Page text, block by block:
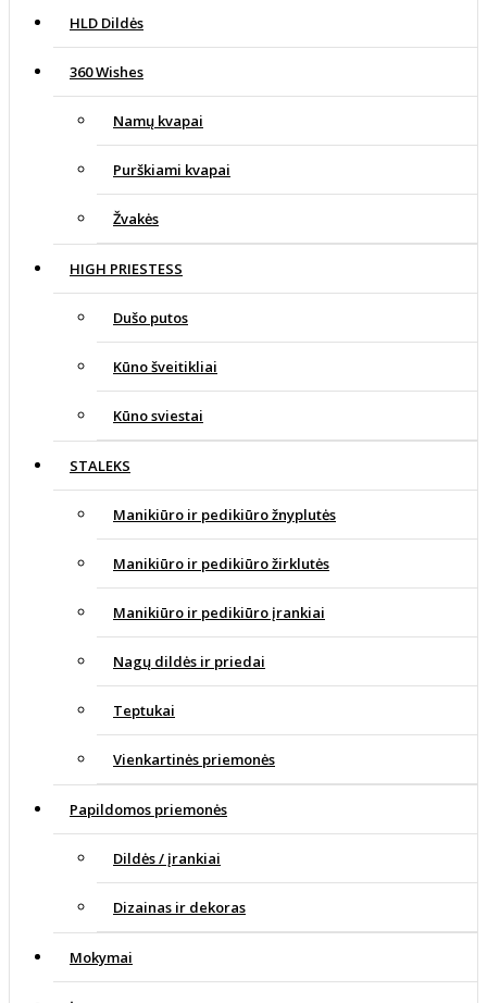
HLD Dildės
360 Wishes
Namų kvapai
Purškiami kvapai
Žvakės
HIGH PRIESTESS
Dušo putos
Kūno šveitikliai
Kūno sviestai
STALEKS
Manikiūro ir pedikiūro žnyplutės
Manikiūro ir pedikiūro žirklutės
Manikiūro ir pedikiūro įrankiai
Nagų dildės ir priedai
Teptukai
Vienkartinės priemonės
Papildomos priemonės
Dildės / įrankiai
Dizainas ir dekoras
Mokymai